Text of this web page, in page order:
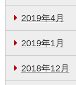
2019年4月
2019年1月
2018年12月